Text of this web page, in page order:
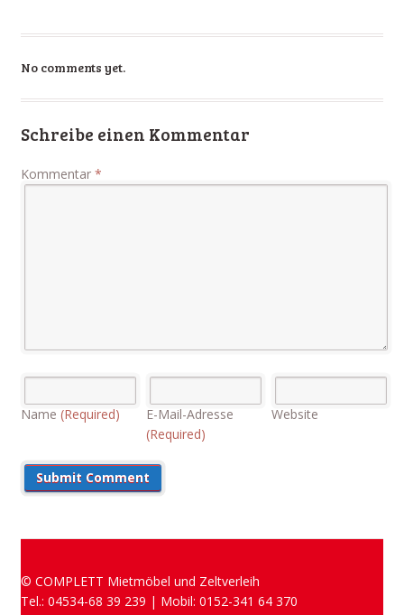
No comments yet.
Schreibe einen Kommentar
Kommentar *
Name (Required)
E-Mail-Adresse
(Required)
Website
© COMPLETT Mietmöbel und Zeltverleih
Tel.: 04534-68 39 239 | Mobil: 0152-341 64 370